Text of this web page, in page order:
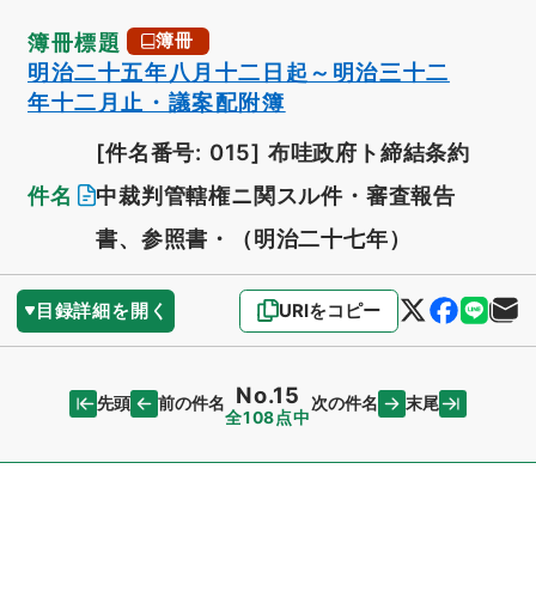
簿冊標題 簿冊
明治二十五年八月十二日起～明治三十二
年十二月止・議案配附簿
件名
[件名番号: 015] 布哇政府ト締結条約
中裁判管轄権ニ関スル件・審査報告
書、参照書・（明治二十七年）
目録詳細を開く URIをコピー
先頭 前の件名 No.15
全108点中
次の件名 末尾